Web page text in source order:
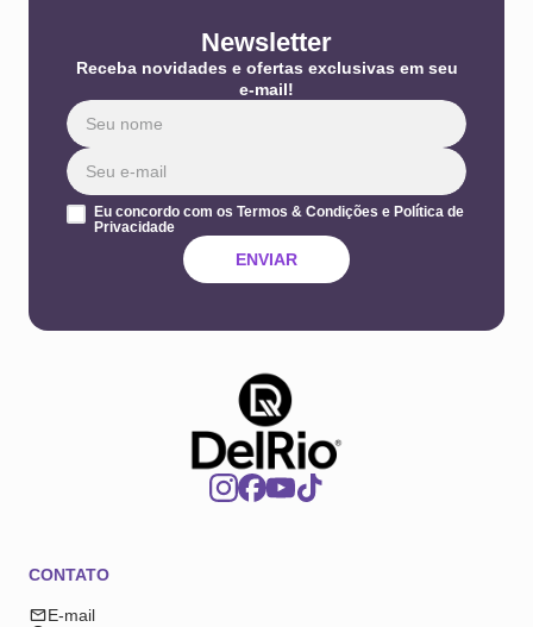
Newsletter
Receba novidades e ofertas exclusivas em seu
e-mail!
Eu concordo com os Termos & Condições e Política de
Privacidade
ENVIAR
CONTATO
E-mail